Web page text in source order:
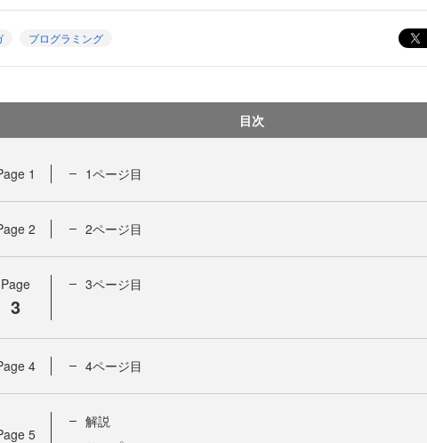
プログラミング
目次
1 1ページ目
2 2ページ目
Page
3
3ページ目
4 4ページ目
5
解説